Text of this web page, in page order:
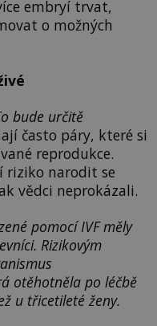
embryí trvat,
o možných
bude určitě
často páry, které si
reprodukce.
riziko narodit se
vědci neprokázali.
pomocí IVF měly
Rizikovým
otěhotněla po léčbě
u třicetileté ženy.